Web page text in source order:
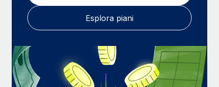
Esplora piani